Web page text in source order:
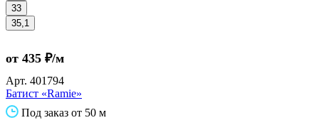
33
35,1
от 435 ₽/м
Арт. 401794
Батист «Ramie»
Под заказ от 50 м